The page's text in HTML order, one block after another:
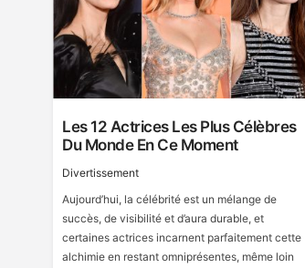
Les 12 Actrices Les Plus Célèbres
Du Monde En Ce Moment
Divertissement
Aujourd’hui, la célébrité est un mélange de
succès, de visibilité et d’aura durable, et
certaines actrices incarnent parfaitement cette
alchimie en restant omniprésentes, même loin